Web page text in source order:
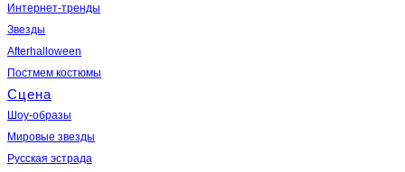
Интернет-тренды
Звезды
Afterhalloween
Постмем костюмы
Сцена
Шоу-образы
Мировые звезды
Русская эстрада